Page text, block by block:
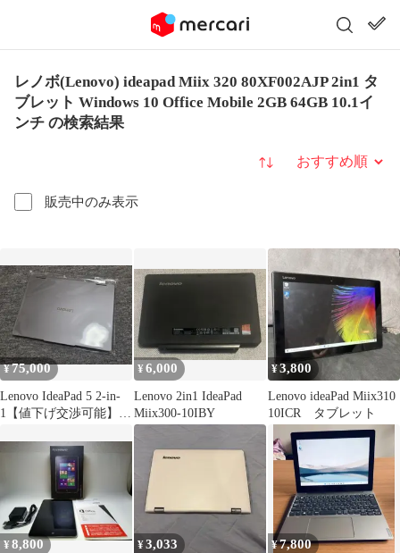
レノボ(Lenovo) ideapad Miix 320 80XF002AJP 2in1 タ
ブレット Windows 10 Office Mobile 2GB 64GB 10.1イ
ンチ の検索結果
販売中のみ表示
並び替え
¥75,000
Lenovo IdeaPad 5 2-in-
1【値下げ交渉可能】
¥6,000
Lenovo 2in1 IdeaPad
Miix300-10IBY
¥3,800
Lenovo ideaPad Miix310
10ICR タブレット
¥8,800 ¥3,033 ¥7,800